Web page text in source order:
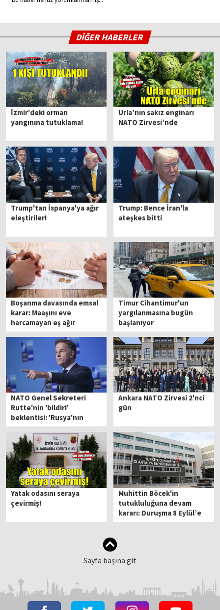
DİĞER HABERLER
İzmir'deki orman
yangınına tutuklama!
Urla’nın sakız enginarı
NATO Zirvesi’nde
Trump'tan İspanya'ya ağır
eleştiriler!
Trump: Bence İran'la
ateşkes bitti
Boşanma davasında emsal
karar: Maaşını eve
harcamayan eş ağır
kusurlu sayıldı
Timur Cihantimur'un
yargılanmasına bugün
başlanıyor
NATO Genel Sekreteri
Rutte'nin 'bildiri'
beklentisi: 'Rusya'nın
tehdit olduğu açıkça kabul
edilmeli'
Ankara NATO Zirvesi 2'nci
gün
Yatak odasını seraya
çevirmiş!
Muhittin Böcek'in
tutukluluğuna devam
kararı: Duruşma 8 Eylül’e
ertelendi
Sayfa başına git